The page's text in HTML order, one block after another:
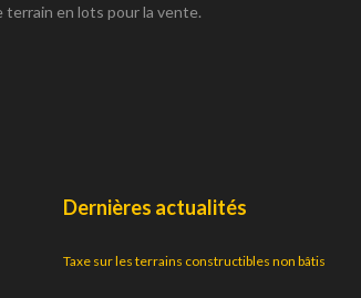
en lots pour la vente.
Dernières actualités
Taxe sur les terrains constructibles non bâtis